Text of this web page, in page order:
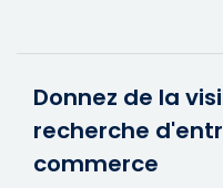
Donnez de la
recherche
commerce